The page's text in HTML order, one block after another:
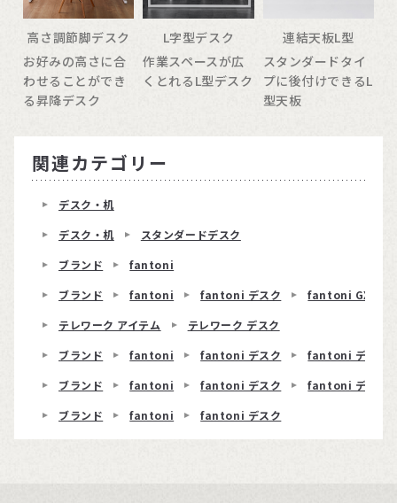
高さ調節脚デスク
お好みの高さに合
わせることができ
る昇降デスク
L字型デスク
作業スペースが広
くとれるL型デスク
連結天板L型
スタンダードタイ
プに後付けできるL
型天板
関連カテゴリー
デスク・机
デスク・机
スタンダードデスク
ブランド
fantoni
ブランド
fantoni fantoni デスク
fantoni GX
テレワーク アイテム
テレワーク デスク
ブランド
fantoni fantoni デスク
fantoni デスク
ブランド
fantoni fantoni デスク
fantoni デスク
ブランド
fantoni fantoni デスク